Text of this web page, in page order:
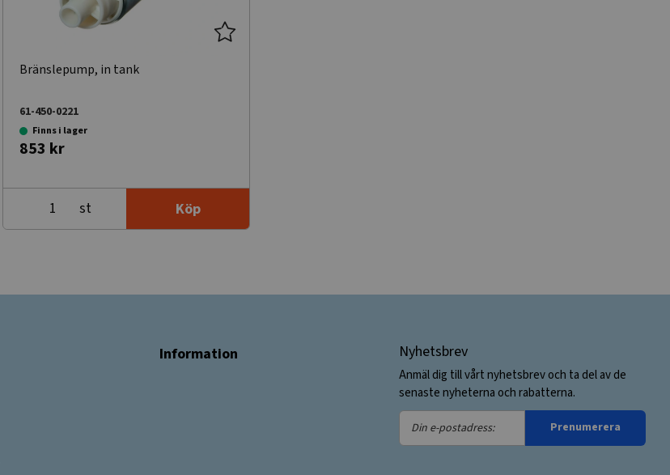
Bränslepump, in tank
61-450-0221
Finns i lager
853 kr
st Köp
Information Nyhetsbrev
Anmäl dig till vårt nyhetsbrev och ta del av de
senaste nyheterna och rabatterna.
Din
e-
Prenumerera